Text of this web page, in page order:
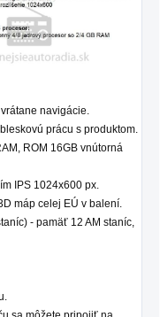
navigácie.
prácu s produktom.
ROM 16GB vnútorná
IPS 1024x600 px.
máp celej EÚ v balení.
- pamäť 12 AM staníc,